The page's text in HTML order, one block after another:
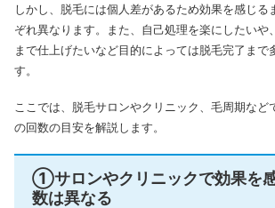
しかし、脱毛には個人差があるため効果を感じる
ぞれ異なります。
また、自己処理を楽にしたいや
まで仕上げたいなど目的によっては脱毛完了まで
す。
ここでは、脱毛サロンやクリニック、毛周期など
の回数の目安を解説します。
①サロンやクリニックで効果を
数は異なる